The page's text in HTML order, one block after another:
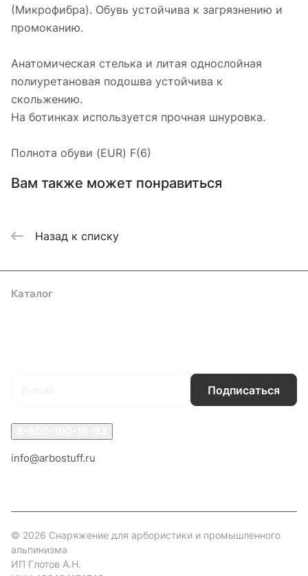
(Микрофибра). Обувь устойчива к загрязнению и
промоканию.
Анатомическая стелька и литая однослойная
полиуретановая подошва устойчива к
скольжению.
На ботинках используется прочная шнуровка.
Полнота обуви (EUR) F(6)
Вам также может понравиться
Назад к списку
Каталог
Подписаться
info@arbostuff.ru
© 2026 Снаряжение для арбористики и промышленного
альпинизма
ИП Глотов А.Н.